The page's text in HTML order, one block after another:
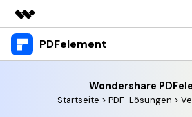
Top-Produkte
PDFelement
Wondershare
Startseite > PDF-Lösungen >